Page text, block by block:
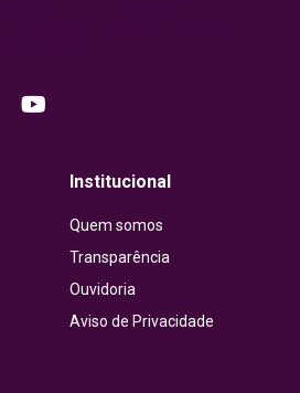
Institucional
Quem somos
Transparência
Ouvidoria
Aviso de Privacidade